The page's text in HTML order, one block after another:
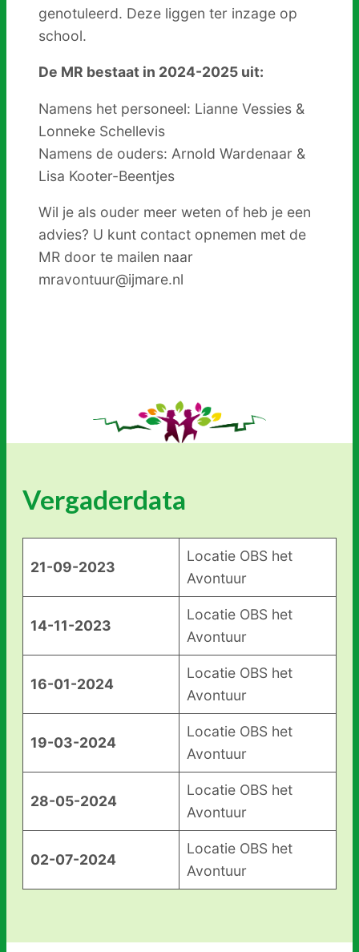
genotuleerd. Deze liggen ter inzage op
school.
De MR bestaat in 2024-2025 uit:
Namens het personeel: Lianne Vessies &
Lonneke Schellevis
Namens de ouders: Arnold Wardenaar &
Lisa Kooter-Beentjes
Wil je als ouder meer weten of heb je een
advies? U kunt contact opnemen met de
MR door te mailen naar
mravontuur@ijmare.nl
Vergaderdata
21-09-2023
Locatie OBS het
Avontuur
14-11-2023
Locatie OBS het
Avontuur
16-01-2024
Locatie OBS het
Avontuur
19-03-2024
Locatie OBS het
Avontuur
28-05-2024
Locatie OBS het
Avontuur
02-07-2024
Locatie OBS het
Avontuur